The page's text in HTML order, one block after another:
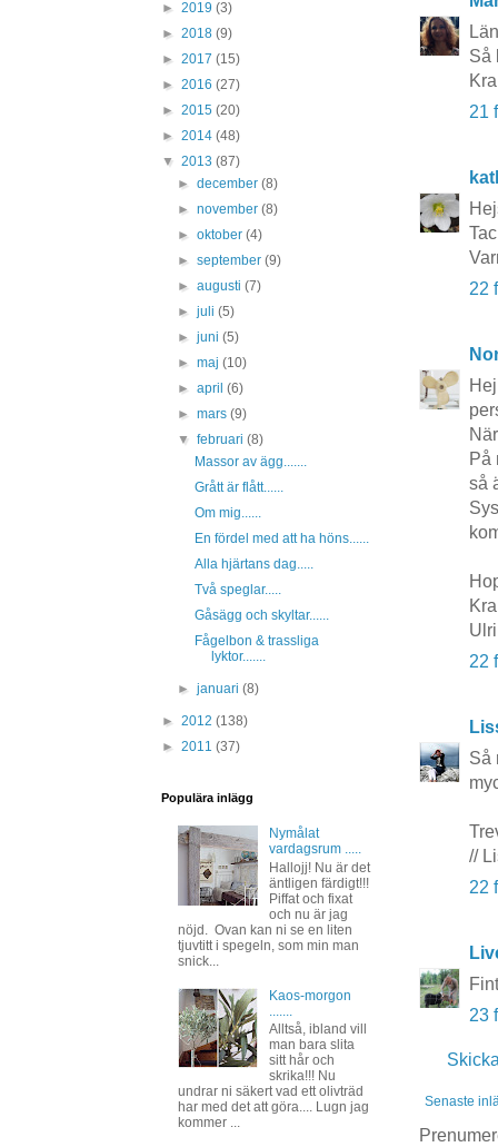
Så
21
22
På
så
22
Så
//
22
23
Senaste
► 2019 (3)
► 2018 (9)
► 2017 (15)
► 2016 (27)
► 2015 (20)
► 2014 (48)
▼ 2013 (87)
►december(8)
►november(8)
►oktober(4)
►september(9)
►augusti(7)
►juli(5)
►juni(5)
►maj(10)
►april(6)
►mars(9)
▼februari(8)
Massor av ägg.......
Grått är flått......
Om mig......
En fördel med att ha höns......
Alla hjärtans dag.....
Två speglar.....
Gåsägg och skyltar......
Fågelbon & trassliga
lyktor.......
►januari(8)
► 2012 (138)
► 2011 (37)
Populära inlägg
Nymålat
vardagsrum .....
Hallojj! Nu är det
äntligen färdigt!!!
Piffat och fixat
och nu är jag
nöjd. Ovan kan ni se en liten
tjuvtitt i spegeln, som min man
snick...
Kaos-morgon
Alltså, ibland vill
man bara slita
sitt hår och
skrika!!! Nu
undrar ni säkert vad ett olivträd
har med det att göra.... Lugn jag
kommer ...